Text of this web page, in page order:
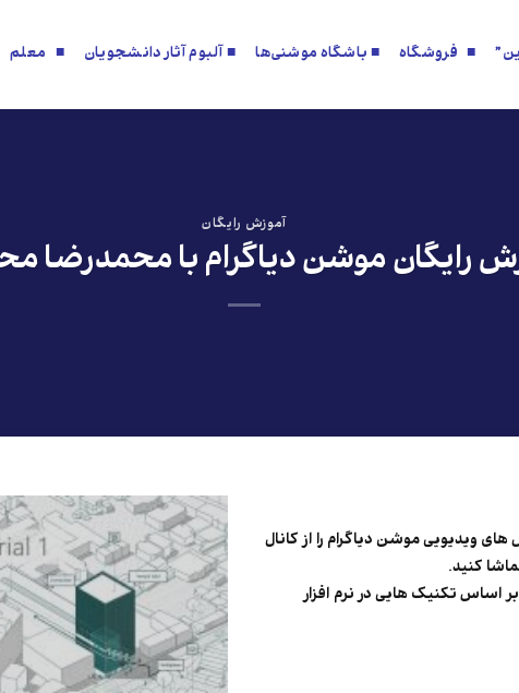
■ فروشگاه ■ باشگاه موشنی‌ها ■ آلبوم آثار دانشجویان ■ معلم
آموزش رایگان
رایگان موشن دیاگرام با محمدرضا
ویدیویی موشن دیاگرام را از کانال
کنید.
اساس تکنیک هایی در نرم افزار